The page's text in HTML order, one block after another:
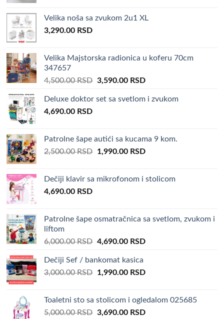
4,000.00 RSD.2,990.00 RSD.
Velika noša sa zvukom 2u1 XL
3,290.00 RSD
Velika Majstorska radionica u koferu 70cm
347657
4,500.00RSD Original
was:
3,590.00 RSDCurrent
is:
Deluxe doktor set sa svetlom i zvukom
4,690.00 RSD
Patrolne šape autići sa kucama 9 kom.
2,500.00RSD Original
2,500.00 RSD.
1,990.00 RSDCurrent
1,990.00 RSD.
Dečiji klavir sa mikrofonom i stolicom
4,690.00 RSD
Patrolne šape osmatračnica sa svetlom, zvukom i
liftom
6,000.00RSD Original
was:
6,000.00 RSD.
4,690.00 RSDCurrent
4,690.00 RSD.
Dečiji Sef / bankomat kasica
3,000.00RSD Original
3,000.00 RSD.
1,990.00 RSDCurrent
1,990.00 RSD.
Toaletni sto sa stolicom i ogledalom 025685
5,000.00RSD Original
3,690.00 RSDCurrent